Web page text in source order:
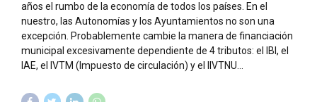
años el rumbo de la economía de todos los países. En el
nuestro, las Autonomías y los Ayuntamientos no son una
excepción. Probablemente cambie la manera de financiación
municipal excesivamente dependiente de 4 tributos: el IBI, el
IAE, el IVTM (Impuesto de circulación) y el IIVTNU...